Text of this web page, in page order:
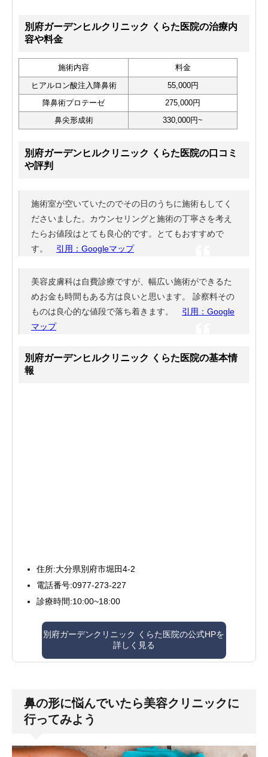
別府ガーデンヒルクリニック くらた医院の治療内
容や料金
施術内容
料金
ヒアルロン酸注入降鼻術
55,000円
降鼻術プロテーゼ
275,000円
鼻尖形成術
330,000円~
別府ガーデンヒルクリニック くらた医院の口コミ
や評判
施術室が空いていたのでその日のうちに施術もしてく
ださいました。カウンセリングと施術の丁寧さを考え
たらお値段はとても良心的です。とてもおすすめで
す。 引用：Googleマップ
美容皮膚科は自費診療ですが、幅広い施術ができるた
めお金も時間もある方は良いと思います。 診察料その
ものは良心的な値段で落ち着きます。 引用：Google
マップ
別府ガーデンヒルクリニック くらた医院の基本情
報
住所:大分県別府市堀田4‐2
電話番号:0977-273-227
診療時間:10:00~18:00
別府ガーデンクリニック くらた医院の公式HPを
詳しく見る
鼻の形に悩んでいたら美容クリニックに
行ってみよう